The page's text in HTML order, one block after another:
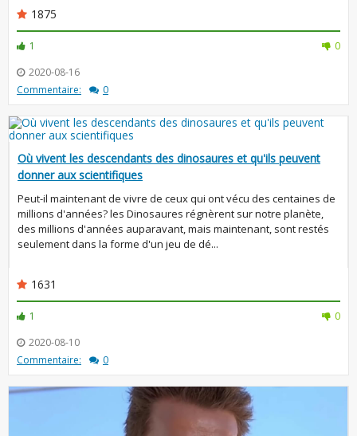
1875
1
0
2020-08-16
Commentaire:
0
Où vivent les descendants des dinosaures et qu'ils peuvent
donner aux scientifiques
Peut-il maintenant de vivre de ceux qui ont vécu des centaines de
millions d'années? les Dinosaures régnèrent sur notre planète,
des millions d'années auparavant, mais maintenant, sont restés
seulement dans la forme d'un jeu de dé...
1631
1
0
2020-08-10
Commentaire:
0